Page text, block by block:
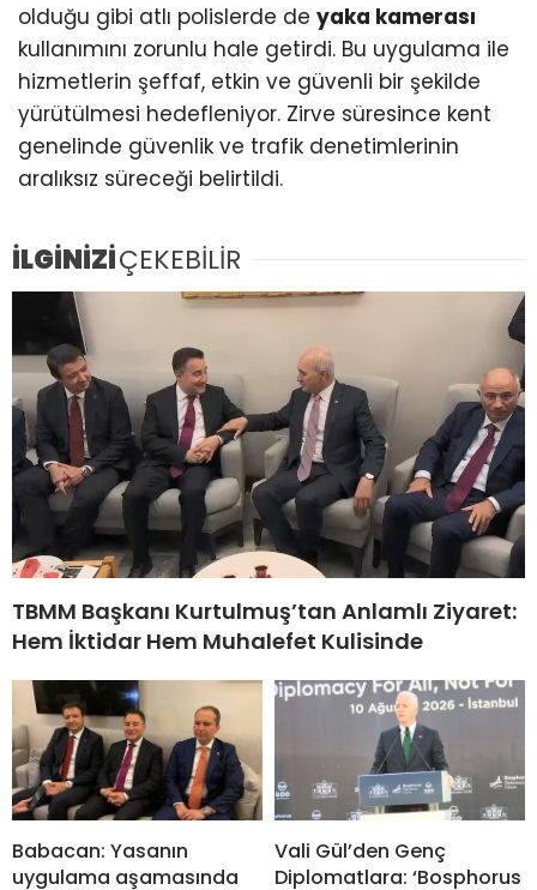
olduğu gibi atlı polislerde de yaka kamerası
kullanımını zorunlu hale getirdi. Bu uygulama ile
hizmetlerin şeffaf, etkin ve güvenli bir şekilde
yürütülmesi hedefleniyor. Zirve süresince kent
genelinde güvenlik ve trafik denetimlerinin
aralıksız süreceği belirtildi.
İLGİNİZİÇEKEBİLİR
TBMM Başkanı Kurtulmuş’tan Anlamlı Ziyaret:
Hem İktidar Hem Muhalefet Kulisinde
Babacan: Yasanın
uygulama aşamasında
Vali Gül’den Genç
Diplomatlara: ‘Bosphorus